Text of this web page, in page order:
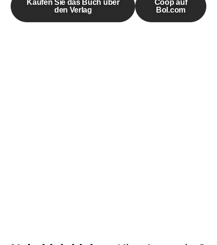
Kaufen Sie das Buch über
den Verlag
Coop auf
Bol.com